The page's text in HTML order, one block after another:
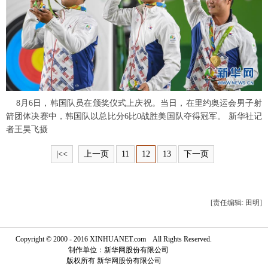
富媒体 摄影 新华广播
新华电视中文 新华电视英文 返回PC
8月6日，韩国队员在颁奖仪式上庆祝。当日，在里约奥运会男子射
箭团体决赛中，韩国队以总比分6比0战胜美国队夺得冠军。 新华社记
者王昊飞摄
|<< 上一页 11 12 13 下一页
[责任编辑: 田明]
Copyright © 2000 - 2016 XINHUANET.com All Rights Reserved.
制作单位：新华网股份有限公司
版权所有 新华网股份有限公司